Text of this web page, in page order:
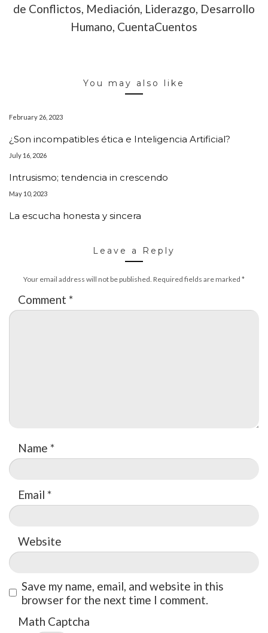
de Conflictos, Mediación, Liderazgo, Desarrollo
Humano, CuentaCuentos
You may also like
February 26, 2023
¿Son incompatibles ética e Inteligencia Artificial?
July 16, 2026
Intrusismo; tendencia in crescendo
May 10, 2023
La escucha honesta y sincera
Leave a Reply
Your email address will not be published. Required fields are marked *
Comment *
Name *
Email *
Website
Save my name, email, and website in this
browser for the next time I comment.
Math Captcha